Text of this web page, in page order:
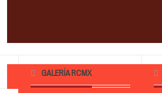
GALERÍA RCMX